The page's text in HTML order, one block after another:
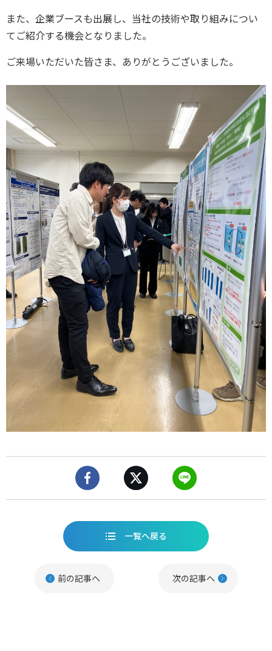
また、企業ブースも出展し、当社の技術や取り組みについ
てご紹介する機会となりました。
ご来場いただいた皆さま、ありがとうございました。
一覧へ戻る
前の記事へ 次の記事へ